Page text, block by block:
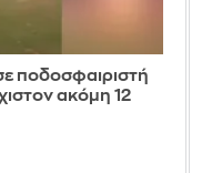
ποδοσφαιριστή
ακόμη 12